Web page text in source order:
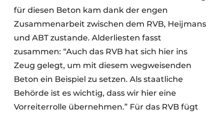
für diesen Beton kam dank der engen
Zusammenarbeit zwischen dem RVB, Heijmans
und ABT zustande. Alderliesten fasst
zusammen: “Auch das RVB hat sich hier ins
Zeug gelegt, um mit diesem wegweisenden
Beton ein Beispiel zu setzen. Als staatliche
Behörde ist es wichtig, dass wir hier eine
Vorreiterrolle übernehmen.” Für das RVB fügt